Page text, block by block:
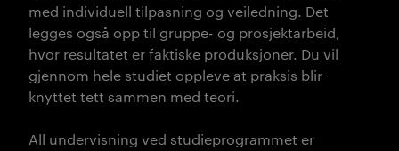
med individuell tilpasning og veiledning. Det
legges også opp til gruppe- og prosjektarbeid,
hvor resultatet er faktiske produksjoner. Du vil
gjennom hele studiet oppleve at praksis blir
knyttet tett sammen med teori.
All undervisning ved studieprogrammet er